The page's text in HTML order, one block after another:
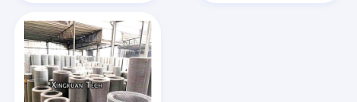
Προϊόντα
Σχετικά με εμάς